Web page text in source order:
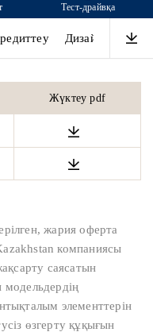
Тест-драйвқа
Дизайн
Жүктеу pdf
жария оферта
компаниясы
саясатын
модельдердің
элементтерін
өзгерту құқығын